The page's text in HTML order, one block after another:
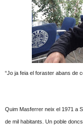
“Jo ja feia el foraster abans de
Quim Masferrer neix el 1971 a
de mil habitants. Un poble